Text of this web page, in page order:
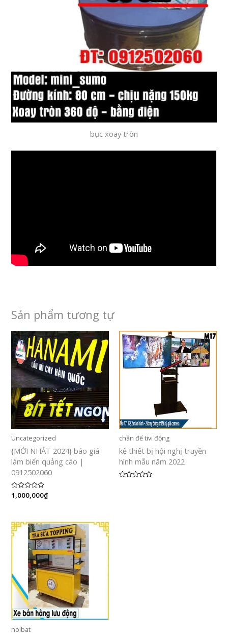
bục xoay tròn
Sản phẩm tương tự
Uncategorized
{MỚI NHẤT 2024} báo giá
làm biển quảng cáo |
0912502060
Được
xếp
sao
1,000,000₫
chân đế tivi động
kệ thiết bị hội nghị truyền
hình mẫu năm 2022
noibat